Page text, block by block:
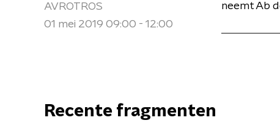
AVROTROS
01 mei 2019 09:00 - 12:00
neemt Ab
Recente fragmenten